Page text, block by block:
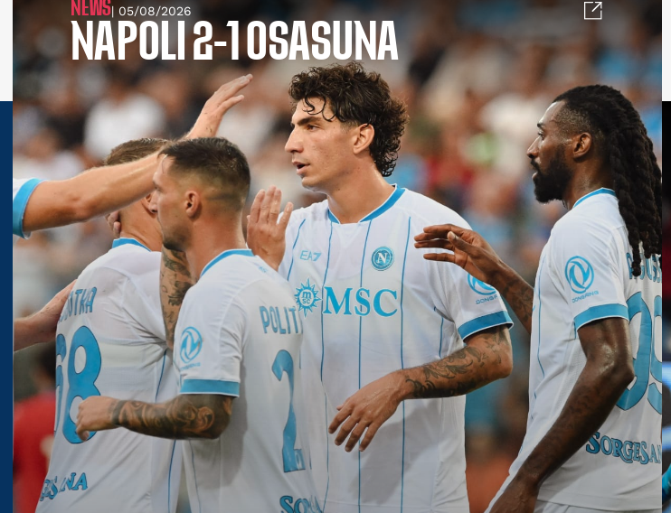
NEWS| 05/08/2026
NAPOLI 2-1 OSASUNA